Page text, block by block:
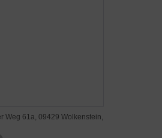
Weg 61a, 09429 Wolkenstein,